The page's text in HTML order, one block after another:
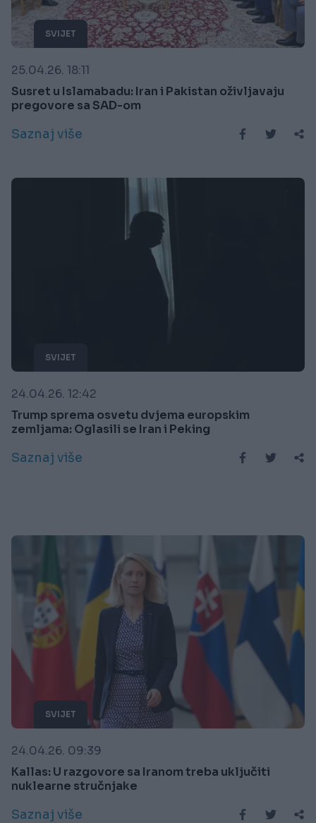
SVIJET
25.04.26. 18:11
Susret u Islamabadu: Iran i Pakistan oživljavaju
pregovore sa SAD-om
Saznaj više
SVIJET
24.04.26. 12:42
Trump sprema osvetu dvjema europskim
zemljama: Oglasili se Iran i Peking
Saznaj više
SVIJET
24.04.26. 09:39
Kallas: U razgovore sa Iranom treba uključiti
nuklearne stručnjake
Saznaj više